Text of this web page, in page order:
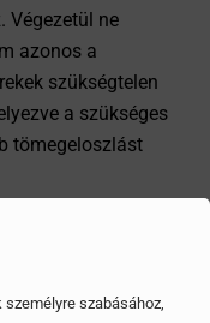
szabásához,
Végezetül ne
azonos a
szükségtelen
a szükséges
tömegeloszlást